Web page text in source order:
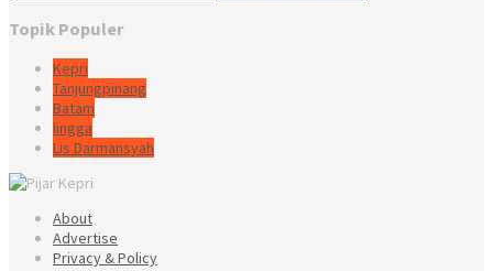
Topik Populer
Kepri
Tanjungpinang
Batam
lingga
Lis Darmansyah
About
Advertise
Privacy & Policy